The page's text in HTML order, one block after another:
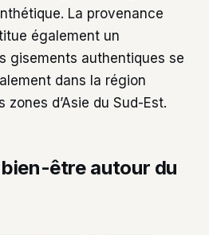
La provenance
également un
gisements authentiques se
dans la région
d’Asie du Sud-Est.
être autour du